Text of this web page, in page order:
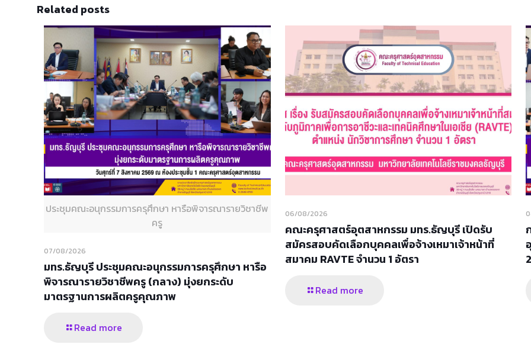
Related posts
ประชุมคณะอนุกรรมการครุศึกษา หารือพิจารณารายวิชาชีพ
ครู
07/08/2026
มทร.ธัญบุรี ประชุมคณะอนุกรรมการครุศึกษา หารือ
พิจารณารายวิชาชีพครู (กลาง) มุ่งยกระดับ
มาตรฐานการผลิตครูคุณภาพ
Read more
06/08/2026
คณะครุศาสตร์อุตสาหกรรม มทร.ธัญบุรี เปิดรับ
สมัครสอบคัดเลือกบุคคลเพื่อจ้างเหมาเจ้าหน้าที่
สมาคม RAVTE จำนวน 1 อัตรา
Read more